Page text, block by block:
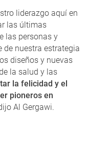
liderazgo aquí en
las últimas
las personas y
de nuestra estrategia
diseños y nuevas
la salud y las
la felicidad y el
pioneros en
Al Gergawi.